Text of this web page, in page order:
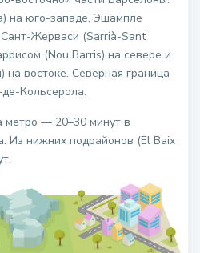
на юго-западе, Эшампле
Жерваси (Sarrià-Sant
(Nou Barris) на севере и
востоке. Северная граница
Кольсерола.
— 20–30 минут в
Из нижних подрайонов (El Baix